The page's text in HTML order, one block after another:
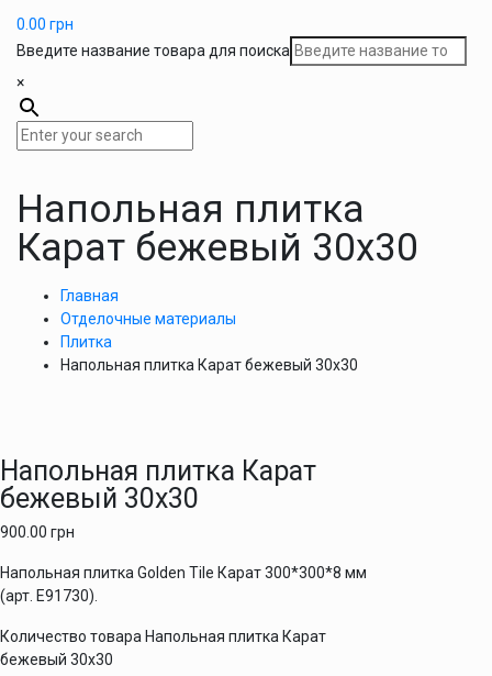
0.00 грн
Введите название товара для поиска
×
Напольная плитка
Карат бежевый 30х30
Главная
Отделочные материалы
Плитка
Напольная плитка Карат бежевый 30х30
Напольная плитка Карат
бежевый 30х30
900.00 грн
Напольная плитка Golden Tile Карат 300*300*8 мм
(арт. Е91730).
Количество товара Напольная плитка Карат
бежевый 30х30